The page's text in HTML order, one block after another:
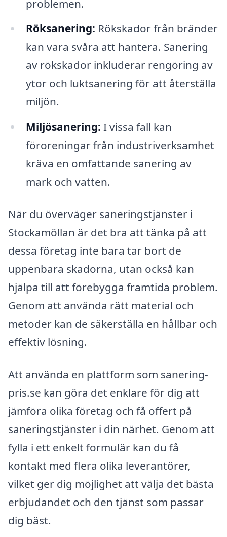
problemen.
Röksanering: Rökskador från bränder
kan vara svåra att hantera. Sanering
av rökskador inkluderar rengöring av
ytor och luktsanering för att återställa
miljön.
Miljösanering: I vissa fall kan
föroreningar från industriverksamhet
kräva en omfattande sanering av
mark och vatten.
När du överväger saneringstjänster i
Stockamöllan är det bra att tänka på att
dessa företag inte bara tar bort de
uppenbara skadorna, utan också kan
hjälpa till att förebygga framtida problem.
Genom att använda rätt material och
metoder kan de säkerställa en hållbar och
effektiv lösning.
Att använda en plattform som sanering-
pris.se kan göra det enklare för dig att
jämföra olika företag och få offert på
saneringstjänster i din närhet. Genom att
fylla i ett enkelt formulär kan du få
kontakt med flera olika leverantörer,
vilket ger dig möjlighet att välja det bästa
erbjudandet och den tjänst som passar
dig bäst.